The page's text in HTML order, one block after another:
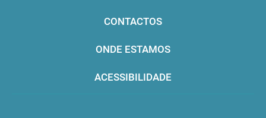
CONTACTOS
ONDE ESTAMOS
ACESSIBILIDADE